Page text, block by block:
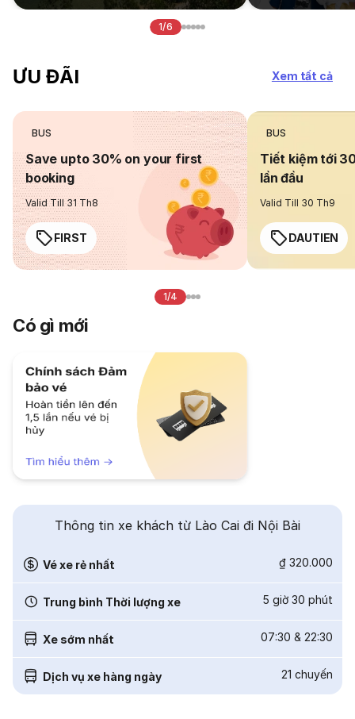
1/6
ƯU ĐÃI Xem tất cả
BUS
Save upto 30% on your first
booking
Valid Till 31 Th8
FIRST
BUS
Tiết kiệm tới
lần đầu
Valid Till 30 Th9
DAUTIEN
1/4
Có gì mới
Thông tin xe khách từ Lào Cai đi Nội Bài
Vé xe rẻ nhất ₫ 320.000
Trung bình Thời lượng xe 5 giờ 30 phút
Xe sớm nhất 07:30 & 22:30
Dịch vụ xe hàng ngày 21 chuyến